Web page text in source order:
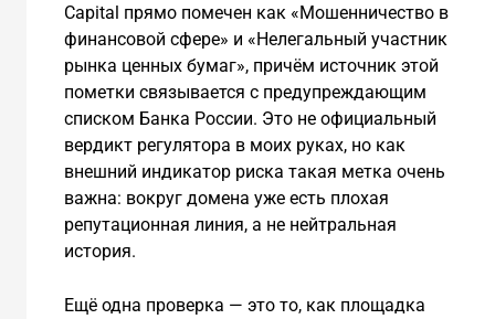
Capital прямо помечен как «Мошенничество в
финансовой сфере» и «Нелегальный участник
рынка ценных бумаг», причём источник этой
пометки связывается с предупреждающим
списком Банка России. Это не официальный
вердикт регулятора в моих руках, но как
внешний индикатор риска такая метка очень
важна: вокруг домена уже есть плохая
репутационная линия, а не нейтральная
история.
Ещё одна проверка — это то, как площадка